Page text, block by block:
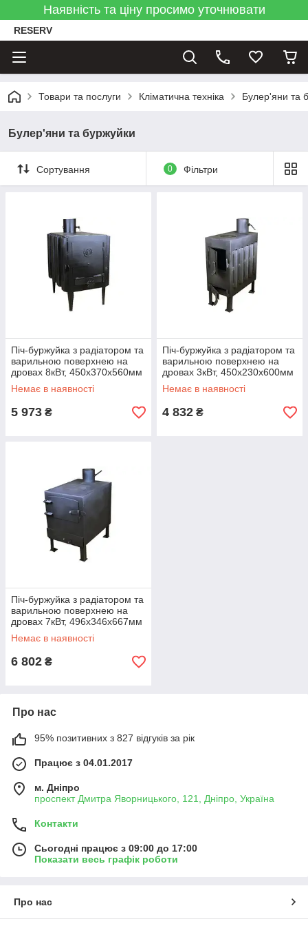
Наявність та ціну просимо уточнювати
RESERV
Товари та послуги Кліматична техніка Булер'яни та
Булер'яни та буржуйки
Сортування 0 Фільтри
Піч-буржуйка з радіатором та
варильною поверхнею на
дровах 8кВт, 450х370х560мм
СИЛА (13892)
Немає в наявності
5 973 ₴
Піч-буржуйка з радіатором та
варильною поверхнею на
дровах 3кВт, 450х230х600мм
СИЛА (13893)
Немає в наявності
4 832 ₴
Піч-буржуйка з радіатором та
варильною поверхнею на
дровах 7кВт, 496х346х667мм
СИЛА (13894)
Немає в наявності
6 802 ₴
Про нас
95% позитивних з 827 відгуків за рік
Працює з 04.01.2017
м. Дніпро
проспект Дмитра Яворницького, 121, Дніпро, Україна
Контакти
Сьогодні працює з 09:00 до 17:00
Показати весь графік роботи
Про нас